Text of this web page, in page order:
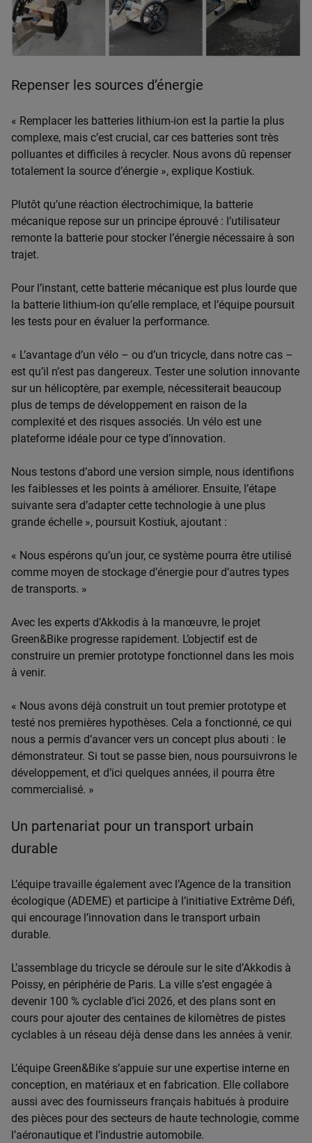
Repenser les sources d’énergie
« Remplacer les batteries lithium-ion est la partie la plus
complexe, mais c’est crucial, car ces batteries sont très
polluantes et difficiles à recycler. Nous avons dû repenser
totalement la source d’énergie », explique Kostiuk.
Plutôt qu’une réaction électrochimique, la batterie
mécanique repose sur un principe éprouvé : l’utilisateur
remonte la batterie pour stocker l’énergie nécessaire à son
trajet.
Pour l’instant, cette batterie mécanique est plus lourde que
la batterie lithium-ion qu’elle remplace, et l’équipe poursuit
les tests pour en évaluer la performance.
« L’avantage d’un vélo – ou d’un tricycle, dans notre cas –
est qu’il n’est pas dangereux. Tester une solution innovante
sur un hélicoptère, par exemple, nécessiterait beaucoup
plus de temps de développement en raison de la
complexité et des risques associés. Un vélo est une
plateforme idéale pour ce type d’innovation.
Nous testons d’abord une version simple, nous identifions
les faiblesses et les points à améliorer. Ensuite, l’étape
suivante sera d’adapter cette technologie à une plus
grande échelle », poursuit Kostiuk, ajoutant :
« Nous espérons qu’un jour, ce système pourra être utilisé
comme moyen de stockage d’énergie pour d’autres types
de transports. »
Avec les experts d’Akkodis à la manœuvre, le projet
Green&Bike progresse rapidement. L’objectif est de
construire un premier prototype fonctionnel dans les mois
à venir.
« Nous avons déjà construit un tout premier prototype et
testé nos premières hypothèses. Cela a fonctionné, ce qui
nous a permis d’avancer vers un concept plus abouti : le
démonstrateur. Si tout se passe bien, nous poursuivrons le
développement, et d’ici quelques années, il pourra être
commercialisé. »
Un partenariat pour un transport urbain
durable
L’équipe travaille également avec l’Agence de la transition
écologique (ADEME) et participe à l’initiative Extrême Défi,
qui encourage l’innovation dans le transport urbain
durable.
L’assemblage du tricycle se déroule sur le site d’Akkodis à
Poissy, en périphérie de Paris. La ville s’est engagée à
devenir 100 % cyclable d’ici 2026, et des plans sont en
cours pour ajouter des centaines de kilomètres de pistes
cyclables à un réseau déjà dense dans les années à venir.
L’équipe Green&Bike s’appuie sur une expertise interne en
conception, en matériaux et en fabrication. Elle collabore
aussi avec des fournisseurs français habitués à produire
des pièces pour des secteurs de haute technologie, comme
l’aéronautique et l’industrie automobile.